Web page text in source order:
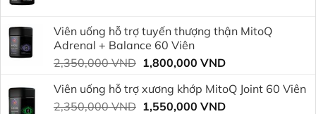
2,350,000 VND.là:
Viên uống hỗ trợ tuyến thượng thận MitoQ
Adrenal + Balance 60 Viên
2,350,000VND Giá
là:
2,350,000 VND.
1,800,000 VNDGiá
tại
là:
Viên uống hỗ trợ xương khớp MitoQ Joint 60 Viên
2,350,000VND Giá
1,550,000 VNDGiá